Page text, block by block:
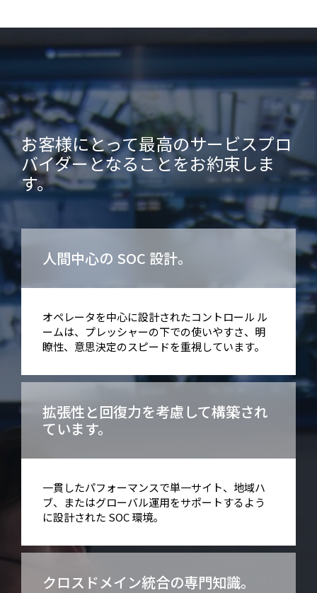
お客様にとって最高のサービスプロ
バイダーとなることをお約束しま
す。
人間中心の SOC 設計。
オペレータを中心に設計されたコントロール ル
ームは、プレッシャーの下での使いやすさ、明
瞭性、意思決定のスピードを重視しています。
拡張性と回復力を考慮して構築され
ています。
一貫したパフォーマンスで単一サイト、地域ハ
ブ、またはグローバル運用をサポートするよう
に設計された SOC 環境。
クロスドメイン統合の専門知識。